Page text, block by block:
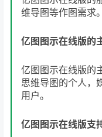
维导图等作图需求。
亿图图示在线版的
亿图图示在线版的
思维导图的个人，
用户。
亿图图示在线版支